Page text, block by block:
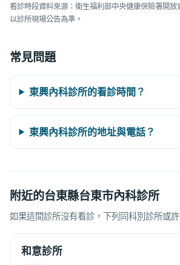
看診時段資料來源：衛生福利部中央健康保險署開
以診所現場公告為準。
常見問題
東興內科診所的看診時間？
東興內科診所的地址與電話？
附近的台東縣台東市內科診所
如果這間診所沒有看診，下列同科別診所或許
和意診所